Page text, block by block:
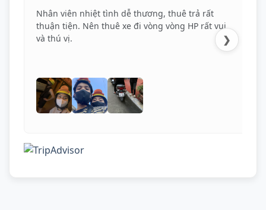
Nhân viên nhiệt tình dễ thương, thuê trả rất
thuận tiện. Nên thuê xe đi vòng vòng HP rất vui
và thú vị.
❯